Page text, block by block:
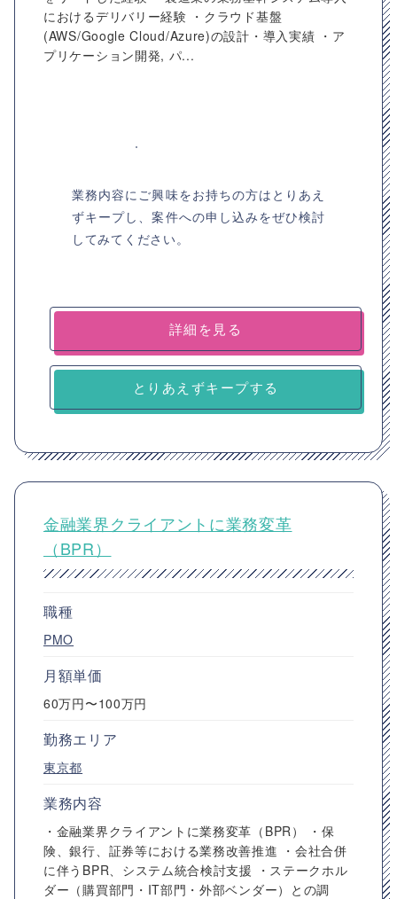
におけるデリバリー経験 ・クラウド基盤
(AWS/Google Cloud/Azure)の設計・導入実績 ・ア
プリケーション開発, パ...
業務内容にご興味をお持ちの方はとりあえ
ずキープし、案件への申し込みをぜひ検討
してみてください。
詳細を見る
とりあえずキープする
金融業界クライアントに業務変革
（BPR）
職種
PMO
月額単価
60万円〜100万円
勤務エリア
東京都
業務内容
・金融業界クライアントに業務変革（BPR） ・保
険、銀行、証券等における業務改善推進 ・会社合併
に伴うBPR、システム統合検討支援 ・ステークホル
ダー（購買部門・IT部門・外部ベンダー）との調